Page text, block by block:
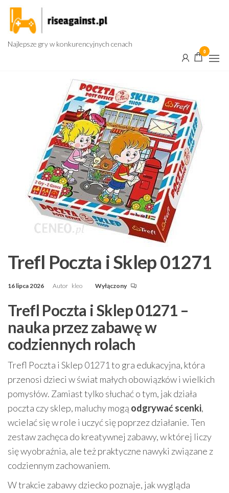
Przejdź
treści
Najlepsze gry w konkurencyjnych cenach
0
Trefl Poczta i Sklep 01271
16 lipca 2026 Autor kleo Wyłączony
Trefl Poczta i Sklep 01271 –
nauka przez zabawę w
codziennych rolach
Trefl Poczta i Sklep 01271 to gra edukacyjna, która
przenosi dzieci w świat małych obowiązków i wielkich
pomysłów. Zamiast tylko słuchać o tym, jak działa
poczta czy sklep, maluchy mogą odgrywać scenki,
wcielać się w role i uczyć się poprzez działanie. Ten
zestaw zachęca do kreatywnej zabawy, w której liczy
się wyobraźnia, ale też praktyczne nawyki związane z
codziennym zachowaniem.
W trakcie zabawy dziecko poznaje, jak wygląda